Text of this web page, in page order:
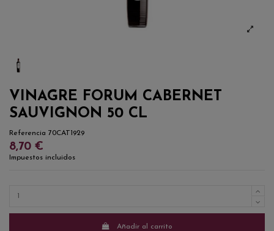
VINAGRE FORUM CABERNET
SAUVIGNON 50 CL
Referencia 70CAT1929
8,70 €
Impuestos incluidos
Añadir al carrito